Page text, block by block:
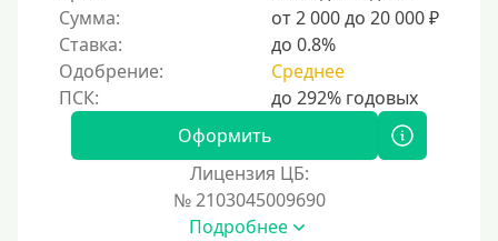
Сумма:
от 2 000 до 20 000 ₽
Ставка:
до 0.8%
Одобрение:
Среднее
Оформить
Лицензия ЦБ:
№ 2103045009690
Подробнее